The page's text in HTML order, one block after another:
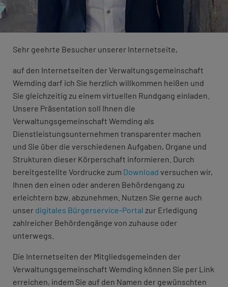
Sehr geehrte Besucher unserer Internetseite,
auf den Internetseiten der Verwaltungsgemeinschaft
Wemding darf ich Sie herzlich willkommen heißen und
Sie gleichzeitig zu einem virtuellen Rundgang einladen.
Unsere Präsentation soll Ihnen die
Verwaltungsgemeinschaft Wemding als
Dienstleistungsunternehmen transparenter machen
und Sie über die verschiedenen Aufgaben, Organe und
Strukturen dieser Körperschaft informieren. Durch
bereitgestellte Vordrucke zum Download versuchen wir,
Ihnen den einen oder anderen Behördengang zu
erleichtern bzw. abzunehmen. Nutzen Sie gerne auch
unser digitales Bürgerservice-Portal zur Erledigung
zahlreicher Behördengänge von zuhause oder
unterwegs.
Die Internetseiten der Mitgliedsgemeinden der
Verwaltungsgemeinschaft Wemding können Sie per Link
erreichen, indem Sie auf den Namen der gewünschten